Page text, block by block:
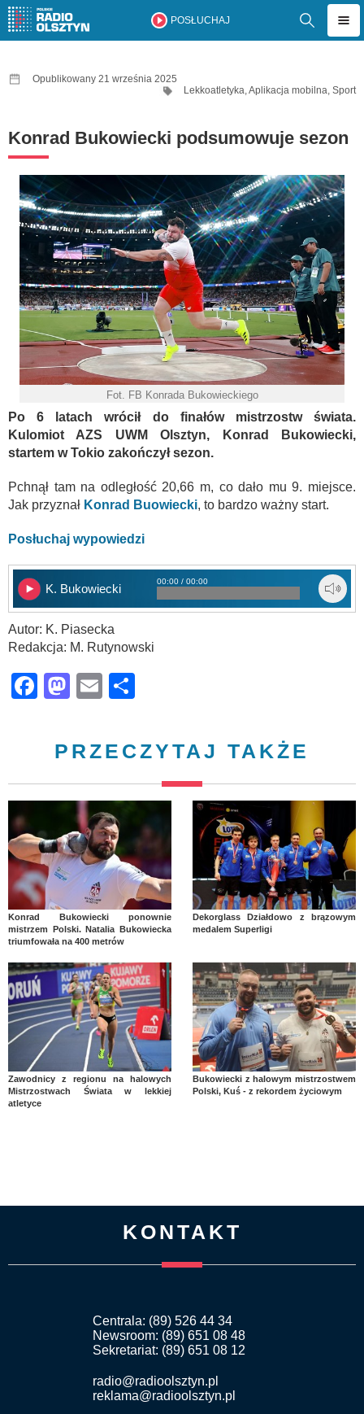
POSŁUCHAJ
Opublikowany 21 września 2025
Lekkoatletyka,Aplikacja mobilna, Sport
Konrad Bukowiecki podsumowuje sezon
Fot. FB Konrada Bukowieckiego
Po 6 latach wrócił do finałów mistrzostw świata.
Kulomiot AZS UWM Olsztyn, Konrad Bukowiecki,
startem w Tokio zakończył sezon.
Pchnął tam na odległość 20,66 m, co dało mu 9. miejsce.
Jak przyznał Konrad Buowiecki, to bardzo ważny start.
Posłuchaj wypowiedzi
K. Bukowiecki
00:00 / 00:00
Autor: K. Piasecka
Redakcja: M. Rutynowski
Facebook
Mastodon
Email
PRZECZYTAJ TAKŻE
Konrad Bukowiecki ponownie
mistrzem Polski. Natalia Bukowiecka
triumfowała na 400 metrów
Dekorglass Działdowo z brązowym
medalem Superligi
Zawodnicy z regionu na halowych
Mistrzostwach Świata w lekkiej
atletyce
Bukowiecki z halowym mistrzostwem
Polski, Kuś - z rekordem życiowym
KONTAKT
Centrala: (89) 526 44 34
Newsroom: (89) 651 08 48
Sekretariat: (89) 651 08 12
radio@radioolsztyn.pl
reklama@radioolsztyn.pl